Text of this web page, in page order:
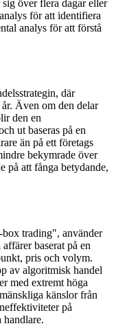
över flera dagar eller
för att identifiera
analys för att förstå
där
Även om den delar
den en
ut baseras på en
än på ett företags
bekymrade över
på att fånga betydande,
trading", använder
baserat på en
pris och volym.
av algoritmisk handel
med extremt höga
känslor från
på
handlare.